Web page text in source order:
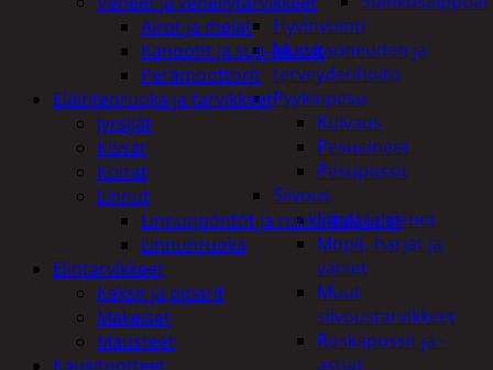
Hyvinvointi
Muu kauneuden ja
terveydenhoito
Pyykinpesu
Kuivaus
Pesuaineet
Pesupussit
Siivous
Liinat ja sienet
Mopit, harjat ja
varret
Muut
siivoustarvikkeet
Roskapussit ja -
astiat
Airot ja melat
Kanootit ja sup-laudat
Perämoottorit
Eläintenruoka ja tarvikkeet
Jyrsijät
Kissat
Koirat
Linnut
Linnunpöntöt ja ruokintalaudat
Linnunruoka
Elintarvikkeet
Keksit ja piparit
Makeiset
Mausteet